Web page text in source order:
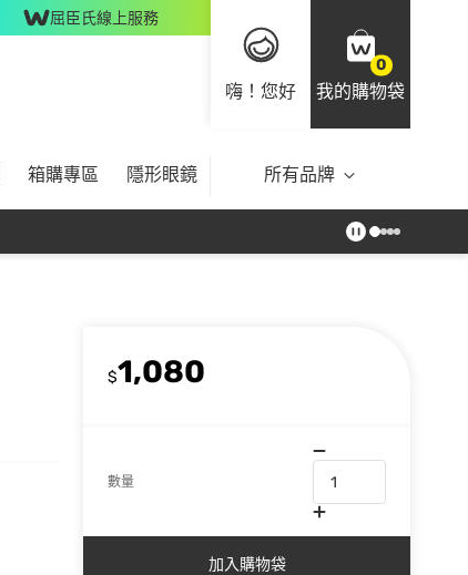
屈臣氏線上服務
嗨！您好
0
我的購物袋
箱購專區 隱形眼鏡 所有品牌
$1,080
數量
加入購物袋